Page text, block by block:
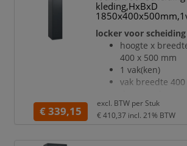
schuifhaken
Elk vak onder
opgedeeld door
scheidingswand
openslaande
etikettenlijst en
inliggende
Elke deur is
kleding,HxBxD
locker voor
hoogte x
400 x 500 mm
1 vak(ken)
vak breedte
per vak een
€ 339,15
excl. BTW per Stuk
€ 410,37 incl. 21% BTW